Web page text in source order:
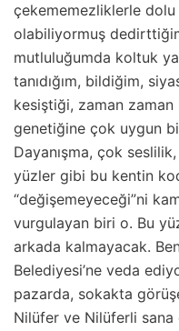
çekememezliklerle
olabiliyormuş
mutluluğumda koltuk
tanıdığım, bildiğim,
kesiştiği, zaman zaman
genetiğine çok uygun
Dayanışma, çok
yüzler gibi bu kentin
“değişemeyeceği”ni
vurgulayan biri o. Bu
arkada kalmayacak.
Belediyesi’ne veda
pazarda, sokakta
Nilüfer ve Nilüferli